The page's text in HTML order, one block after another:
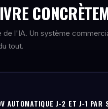
de l'IA. Un système
tout.
AUTOMATIQUE J-2 ET J-1